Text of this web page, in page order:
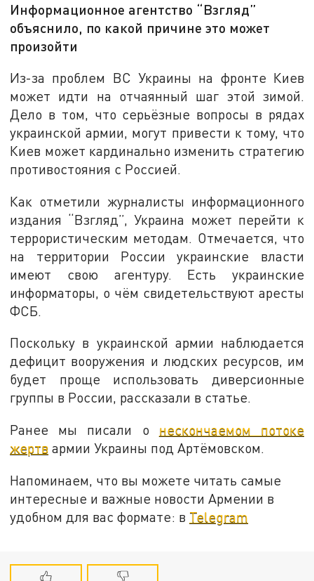
Информационное агентство “Взгляд”
объяснило, по какой причине это может
произойти
Из-за проблем ВС Украины на фронте Киев
может идти на отчаянный шаг этой зимой.
Дело в том, что серьёзные вопросы в рядах
украинской армии, могут привести к тому, что
Киев может кардинально изменить стратегию
противостояния с Россией.
Как отметили журналисты информационного
издания “Взгляд”, Украина может перейти к
террористическим методам. Отмечается, что
на территории России украинские власти
имеют свою агентуру. Есть украинские
информаторы, о чём свидетельствуют аресты
ФСБ.
Поскольку в украинской армии наблюдается
дефицит вооружения и людских ресурсов, им
будет проще использовать диверсионные
группы в России, рассказали в статье.
Ранее мы писали о нескончаемом потоке
жертв армии Украины под Артёмовском.
Напоминаем, что вы можете читать самые
интересные и важные новости Армении в
удобном для вас формате: в Telegram